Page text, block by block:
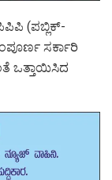
(ಪಬ್ಲಿಕ್-
ಸರ್ಕಾರಿ
ಒತ್ತಾಯಿಸಿದ